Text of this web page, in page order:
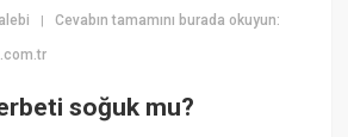
|Cevabın tamamını burada okuyun:
soğuk mu?